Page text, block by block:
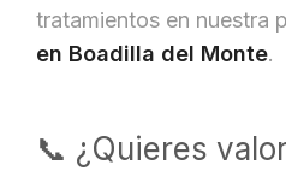
tratamientos en nuestra
en Boadilla del Monte.
📞 ¿Quieres